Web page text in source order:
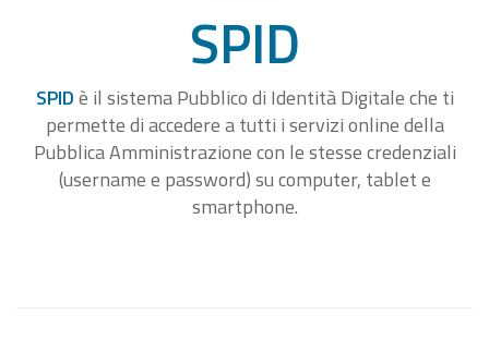
SPID
SPIDè il sistema Pubblico di Identità Digitale che ti
permette di accedere a tutti i servizi online della
Pubblica Amministrazione con le stesse credenziali
(username e password) su computer, tablet e
smartphone.